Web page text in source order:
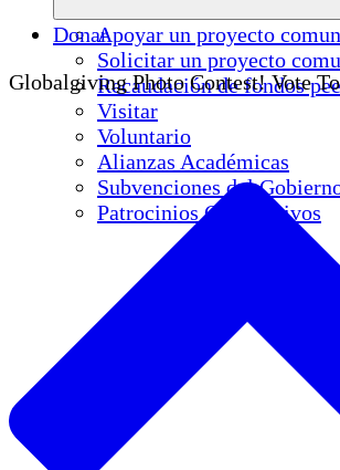
Apoyar un proyecto
Solicitar un proyecto
Recaudación de fondos
Visitar
Voluntario
Alianzas Académicas
Subvenciones del
Patrocinios Corporativos
Donar
Globalgiving Photo Contest! Vote